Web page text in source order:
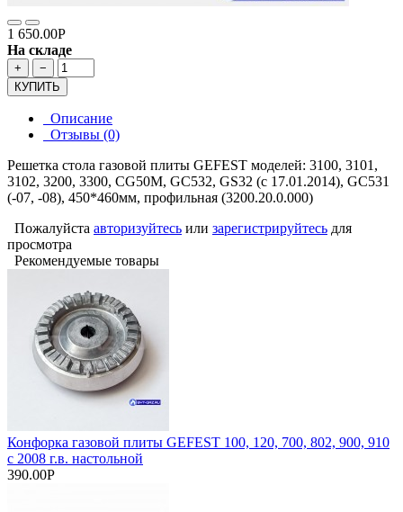
1 650.00Р
На складе
+
−
КУПИТЬ
Описание
Отзывы (0)
Решетка стола газовой плиты GEFEST моделей: 3100, 3101,
3102, 3200, 3300, CG50M, GC532, GS32 (с 17.01.2014), GC531
(-07, -08), 450*460мм, профильная (3200.20.0.000)
Пожалуйста авторизуйтесь или зарегистрируйтесь для
просмотра
Рекомендуемые товары
Конфорка газовой плиты GEFEST 100, 120, 700, 802, 900, 910
с 2008 г.в. настольной
390.00Р